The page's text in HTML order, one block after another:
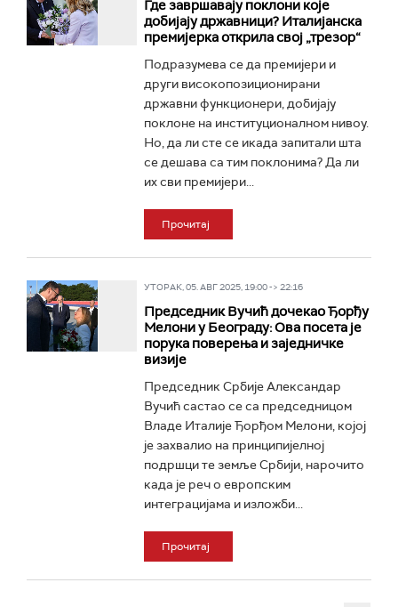
Где завршавају поклони које
добијају државници? Италијанска
премијерка открила свој „трезор“
Подразумева се да премијери и
други високопозиционирани
државни функционери, добијају
поклоне на институционалном нивоу.
Но, да ли сте се икада запитали шта
се дешава са тим поклонима? Да ли
их сви премијери...
Прочитај
УТОРАК, 05. АВГ 2025, 19:00 -> 22:16
Председник Вучић дочекао Ђорђу
Мелони у Београду: Ова посета је
порука поверења и заједничке
визије
Председник Србије Александар
Вучић састао се са председницом
Владе Италије Ђорђом Мелони, којој
је захвалио на принципијелној
подршци те земље Србији, нарочито
када је реч о европским
интеграцијама и изложби...
Прочитај